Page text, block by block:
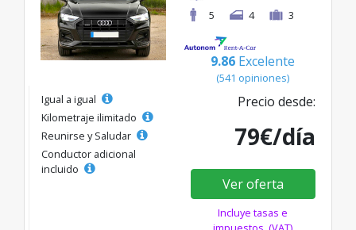
5
4 3
9.86 Excelente
(541 opiniones)
Igual a igual
Kilometraje ilimitado
Reunirse y Saludar
Conductor adicional
incluido
Precio desde:
79€/día
Ver oferta
Incluye tasas e